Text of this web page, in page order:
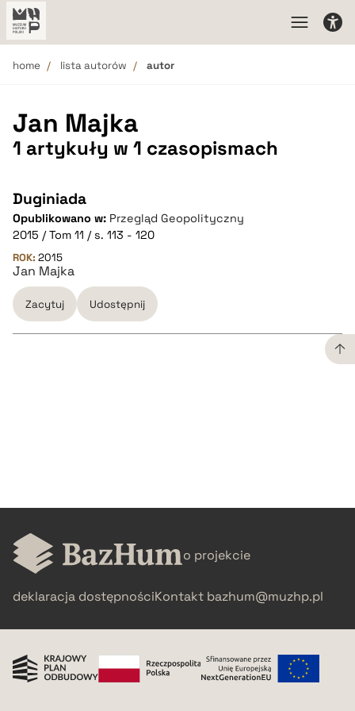
home lista autorów autor
Jan Majka
1 artykuły w 1 czasopismach
Duginiada
Opublikowano w: Przegląd Geopolityczny
2015 / Tom 11 / s. 113 - 120
ROK: 2015
Jan Majka
Zacytuj Udostępnij
o projekcie
deklaracja dostępnościKontakt bazhum@muzhp.pl